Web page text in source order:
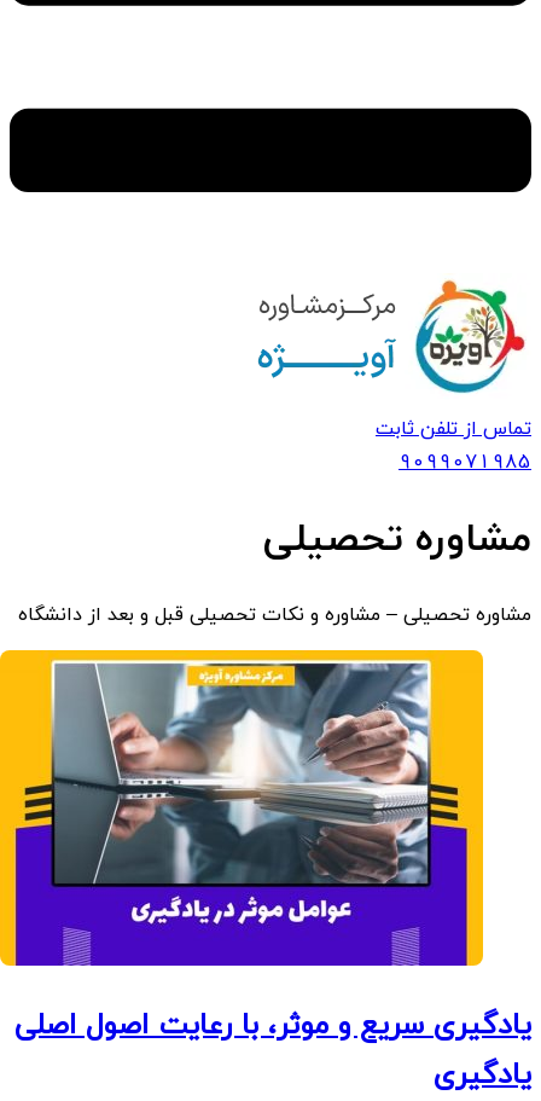
تماس از تلفن ثابت
9099071985
مشاوره تحصیلی
مشاوره تحصیلی – مشاوره و نکات تحصیلی قبل و بعد از دانشگاه
یادگیری سریع و موثر، با رعایت اصول اصلی
یادگیری